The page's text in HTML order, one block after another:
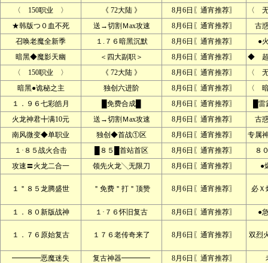
〈 150职业 〉
《 72大陆 》 8月6日〖通宵推荐〗
〈
★韩版つ０血不死
送→切割Ｍax攻速 8月6日〖通宵推荐〗
古
召唤老魔全新季
１.７６暗黑沉默 8月6日〖通宵推荐〗
●
暗黑◆魔影天幽
＜四大副职＞ 8月6日〖通宵推荐〗
◆ 超
〈 150职业 〉
《 72大陆 》 8月6日〖通宵推荐〗
〈
暗黑●诡秘之主
独创六进阶 8月6日〖通宵推荐〗
〈
１．９６七彩皓月
█免费合成█ 8月6日〖通宵推荐〗
█
火龙神君╋满10元
送→切割Ｍax攻速 8月6日〖通宵推荐〗
古
南风微变◆单职业
独创◆首战①区 8月6日〖通宵推荐〗
专属
１·８５战火合击
█８５█首站首区 8月6日〖通宵推荐〗
８
攻速〓火龙二合一
领先火龙╲无限刀 8月6日〖通宵推荐〗 ●
１＂８５龙腾盛世 ＂免费＂打＂顶赞 8月6日〖通宵推荐〗 必Ｘ
１．８０新版战神 １·７６怀旧复古 8月6日〖通宵推荐〗 ●
１．７６原始复古 １７６老传奇来了 8月6日〖通宵推荐〗 双烈
━━━━恶魔迷失 复古神器━━━━ 8月6日〖通宵推荐〗